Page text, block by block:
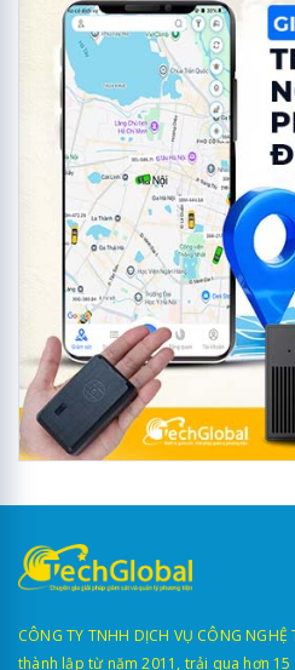
CÔNG TY TNHH DỊCH VỤ CÔNG
thành lập từ năm 2011, trải qua hơn